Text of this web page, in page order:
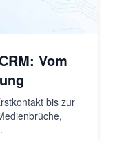
Vom
bis zur